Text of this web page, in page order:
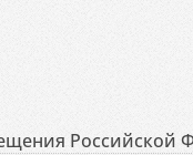
Российской